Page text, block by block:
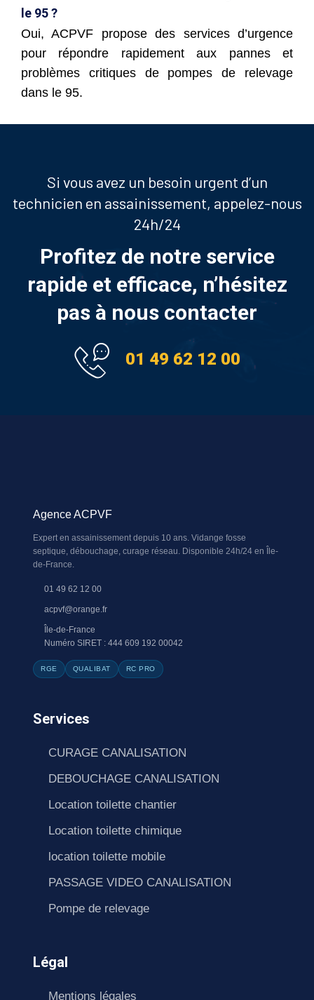
le 95 ?
Oui, ACPVF propose des services d’urgence
pour répondre rapidement aux pannes et
problèmes critiques de pompes de relevage
dans le 95.
Si vous avez un besoin urgent d’un
technicien en assainissement, appelez-nous
24h/24
Profitez de notre service
rapide et efficace, n’hésitez
pas à nous contacter
01 49 62 12 00
Agence ACPVF
Expert en assainissement depuis 10 ans. Vidange fosse
septique, débouchage, curage réseau. Disponible 24h/24 en Île-
de-France.
01 49 62 12 00
acpvf@orange.fr
Île-de-France
Numéro SIRET : 444 609 192 00042
RGE QUALIBAT RC PRO
Services
CURAGE CANALISATION
DEBOUCHAGE CANALISATION
Location toilette chantier
Location toilette chimique
location toilette mobile
PASSAGE VIDEO CANALISATION
Pompe de relevage
Légal
Mentions légales